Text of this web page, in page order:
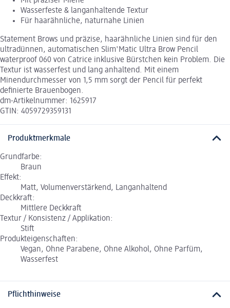
Wasserfeste & langanhaltende Textur
Für haarähnliche, naturnahe Linien
Statement Brows und präzise, haarähnliche Linien sind für den
ultradünnen, automatischen Slim'Matic Ultra Brow Pencil
waterproof 060 von Catrice inklusive Bürstchen kein Problem. Die
Textur ist wasserfest und lang anhaltend. Mit einem
Minendurchmesser von 1,5 mm sorgt der Pencil für perfekt
definierte Brauenbogen.
dm-Artikelnummer: 1625917
GTIN: 4059729359131
Produktmerkmale
Grundfarbe:
Braun
Effekt:
Matt, Volumenverstärkend, Langanhaltend
Deckkraft:
Mittlere Deckkraft
Textur / Konsistenz / Applikation:
Stift
Produkteigenschaften:
Vegan, Ohne Parabene, Ohne Alkohol, Ohne Parfüm,
Wasserfest
Pflichthinweise